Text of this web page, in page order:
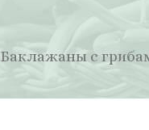
Баклажаны с